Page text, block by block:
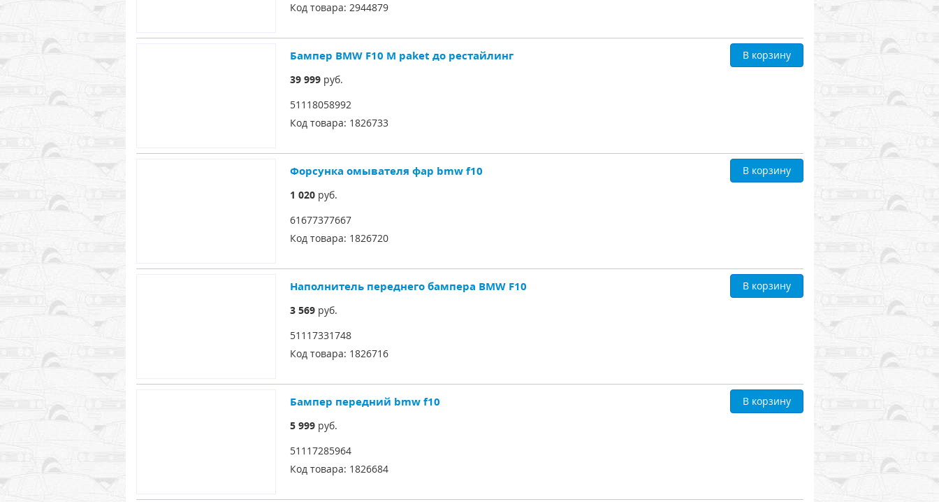
Код товара: 2944879
Бампер BMW F10 M paket до рестайлинг
39 999руб.
51118058992
Код товара: 1826733
В корзину
Форсунка омывателя фар bmw f10
1 020руб.
61677377667
Код товара: 1826720
В корзину
Наполнитель переднего бампера BMW F10
3 569руб.
51117331748
Код товара: 1826716
В корзину
Бампер передний bmw f10
5 999руб.
51117285964
Код товара: 1826684
В корзину